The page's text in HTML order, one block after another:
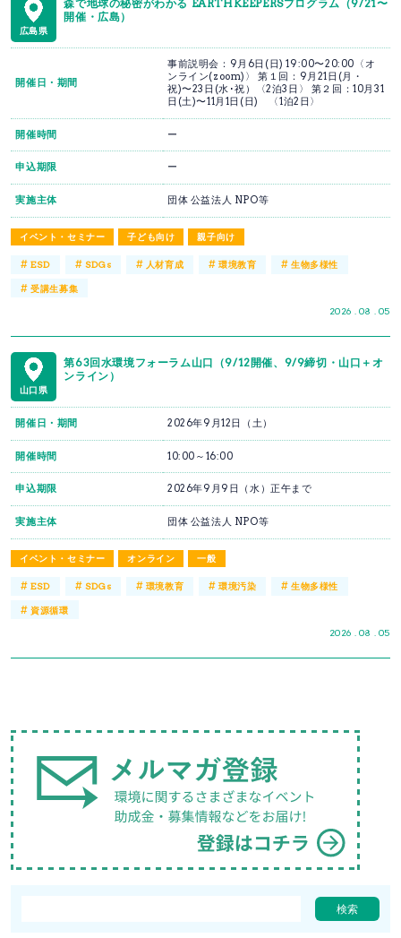
広島県
森で地球の秘密がわかる EARTHKEEPERSプログラム（9/21〜
開催・広島）
イベント・セミナー 子ども向け 親子向け
2026 . 08 . 05
開催日・期間
事前説明会：9月6日(日) 19:00〜20:00〈オ
ンライン(zoom)〉 第１回：9月21日(月・
祝)〜23日(水･祝）〈2泊3日〉 第２回：10月31
日(土)〜11月1日(日) 〈1泊2日〉
開催時間 ー
申込期限 ー
実施主体 団体 公益法人 NPO等
#ESD # SDGs # 人材育成 # 環境教育 #生物多様性
#受講生募集
山口県
第63回水環境フォーラム山口（9/12開催、9/9締切・山口＋オ
ンライン）
イベント・セミナー オンライン 一般
2026 . 08 . 05
開催日・期間 2026年9月12日（土）
開催時間 10:00～16:00
申込期限 2026年9月9日（水）正午まで
実施主体 団体 公益法人 NPO等
#ESD # SDGs # 環境教育 # 環境汚染 #生物多様性
#資源循環